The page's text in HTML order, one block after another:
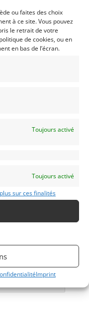
ou faites des choix
à ce site. Vous pouvez
le retrait de votre
de cookies, ou en
en bas de l’écran.
Toujours activé
Toujours activé
sur ces finalités
Imprint
d’assurance?